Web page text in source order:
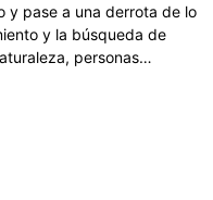
y pase a una derrota de lo
y la búsqueda de
personas…